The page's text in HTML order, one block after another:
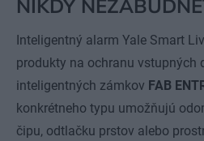
NIKDY
Inteligentný alarm Yale Smart
produkty na ochranu vstupných
inteligentných zámkov FAB
konkrétneho typu umožňujú
čipu, odtlačku prstov alebo